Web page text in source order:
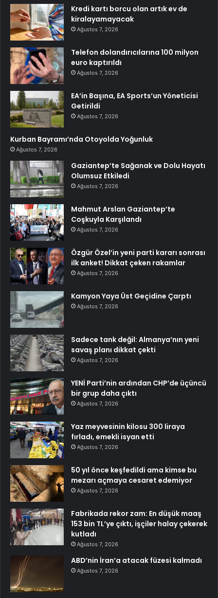
Kredi kartı borcu olan artık ev de
kiralayamayacak
Ağustos 7, 2026
Telefon dolandırıcılarına 100 milyon
euro kaptırıldı
Ağustos 7, 2026
EA’in Başına, EA Sports’un Yöneticisi
Getirildi
Ağustos 7, 2026
Kurban Bayramı’nda Otoyolda Yoğunluk
Ağustos 7, 2026
Gaziantep’te Sağanak ve Dolu Hayatı
Olumsuz Etkiledi
Ağustos 7, 2026
Mahmut Arslan Gaziantep’te
Coşkuyla Karşılandı
Ağustos 7, 2026
Özgür Özel’in yeni parti kararı sonrası
ilk anket! Dikkat çeken rakamlar
Ağustos 7, 2026
Kamyon Yaya Üst Geçidine Çarptı
Ağustos 7, 2026
Sadece tank değil: Almanya’nın yeni
savaş planı dikkat çekti
Ağustos 7, 2026
YENİ Parti’nin ardından CHP’de üçüncü
bir grup daha çıktı
Ağustos 7, 2026
Yaz meyvesinin kilosu 300 liraya
fırladı, emekli isyan etti
Ağustos 7, 2026
50 yıl önce keşfedildi ama kimse bu
mezarı açmaya cesaret edemiyor
Ağustos 7, 2026
Fabrikada rekor zam: En düşük maaş
153 bin TL’ye çıktı, işçiler halay çekerek
kutladı
Ağustos 7, 2026
ABD’nin İran’a atacak füzesi kalmadı
Ağustos 7, 2026